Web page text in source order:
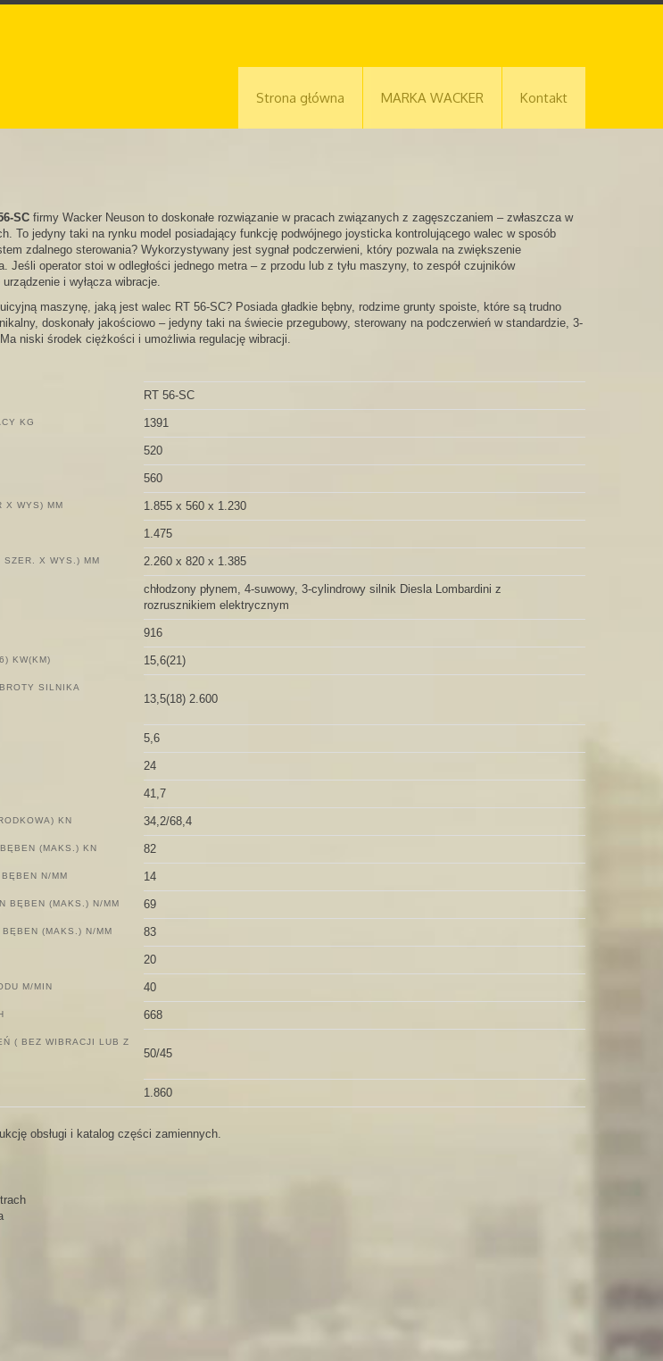
Strona główna MARKA WACKER Kontakt
SC firmy Wacker Neuson to doskonałe rozwiązanie w pracach związanych z zagęszczaniem – zwłaszcza w
To jedyny taki na rynku model posiadający funkcję podwójnego joysticka kontrolującego walec w sposób
zdalnego sterowania? Wykorzystywany jest sygnał podczerwieni, który pozwala na zwiększenie
Jeśli operator stoi w odległości jednego metra – z przodu lub z tyłu maszyny, to zespół czujników
i wyłącza wibracje.
maszynę, jaką jest walec RT 56-SC? Posiada gładkie bębny, rodzime grunty spoiste, które są trudno
doskonały jakościowo – jedyny taki na świecie przegubowy, sterowany na podczerwień w standardzie, 3-
niski środek ciężkości i umożliwia regulację wibracji.
RT 56-SC
KG 1391
520
560
X WYS) MM 1.855 x 560 x 1.230
1.475
SZER. X WYS.) MM 2.260 x 820 x 1.385
chłodzony płynem, 4-suwowy, 3-cylindrowy silnik Diesla Lombardini z
rozrusznikiem elektrycznym
916
KW(KM) 15,6(21)
SILNIKA
13,5(18) 2.600
5,6
24
41,7
KN 34,2/68,4
(MAKS.) KN 82
N/MM 14
BĘBEN (MAKS.) N/MM 69
(MAKS.) N/MM 83
20
M/MIN 40
668
( BEZ WIBRACJI LUB Z
50/45
1.860
obsługi i katalog części zamiennych.